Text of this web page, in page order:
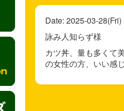
Date: 2025-03-28(Fri)
詠み人知らず様
カツ丼、量も多くて
の女性の方、いい感